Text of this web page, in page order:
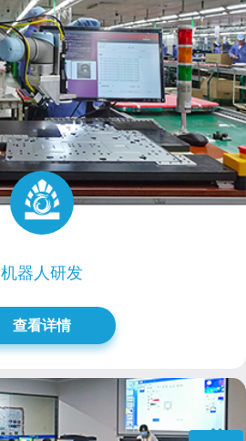
机器人研发
查看详情